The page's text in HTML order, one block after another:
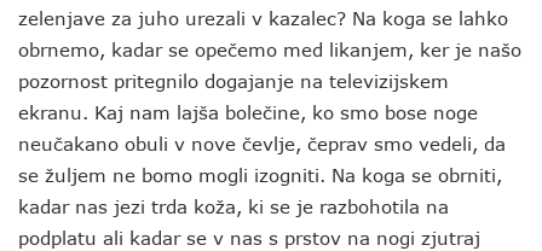
zelenjave za juho urezali v kazalec? Na koga se lahko
obrnemo, kadar se opečemo med likanjem, ker je našo
pozornost pritegnilo dogajanje na televizijskem
ekranu. Kaj nam lajša bolečine, ko smo bose noge
neučakano obuli v nove čevlje, čeprav smo vedeli, da
se žuljem ne bomo mogli izogniti. Na koga se obrniti,
kadar nas jezi trda koža, ki se je razbohotila na
podplatu ali kadar se v nas s prstov na nogi zjutraj